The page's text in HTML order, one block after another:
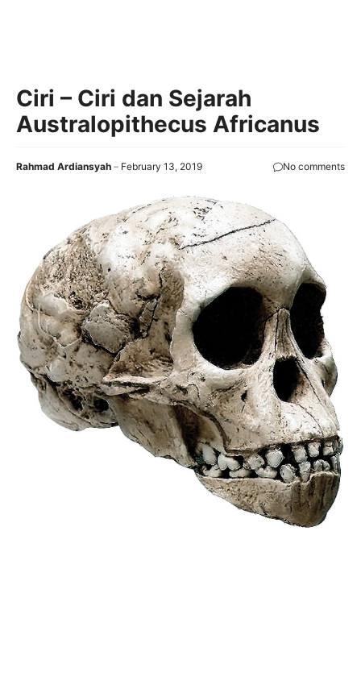
Ciri – Ciri dan Sejarah
Australopithecus Africanus
Rahmad Ardiansyah February 13, 2019 No comments